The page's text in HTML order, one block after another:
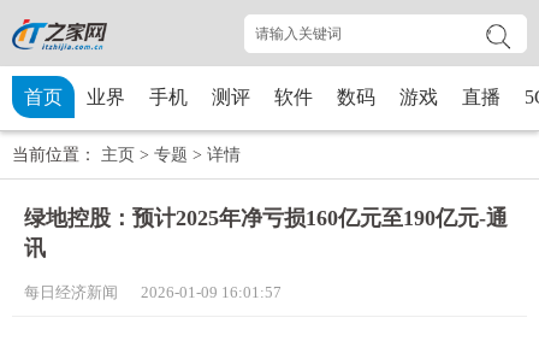
首页 业界 手机 测评 软件 数码 游戏 直播
当前位置： 主页 > 专题 > 详情
绿地控股：预计2025年净亏损160亿元至190亿元-通
讯
每日经济新闻 2026-01-09 16:01:57